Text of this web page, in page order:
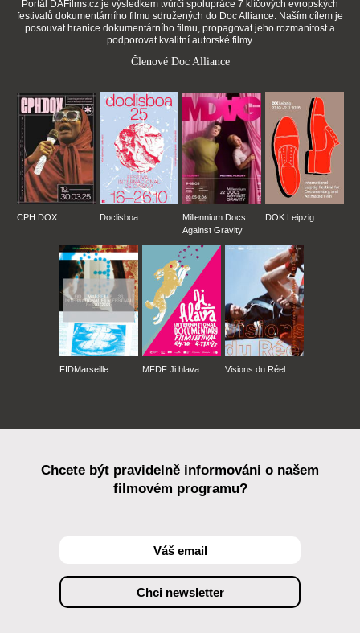
Portál DAFilms.cz je výsledkem tvůrčí spolupráce 7 klíčových evropských
festivalů dokumentárního filmu sdružených do Doc Alliance. Naším cílem je
posouvat hranice dokumentárního filmu, propagovat jeho rozmanitost a
podporovat kvalitní autorské filmy.
Členové Doc Alliance
CPH:DOX Doclisboa
Millennium Docs
Against Gravity
DOK Leipzig
FIDMarseille MFDF Ji.hlava Visions du Réel
Chcete být pravidelně informováni o našem
filmovém programu?